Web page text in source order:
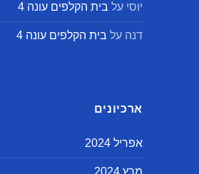
יוסי על בית הקלפים עונה 4
דנה על בית הקלפים עונה 4
ארכיונים
אפריל 2024